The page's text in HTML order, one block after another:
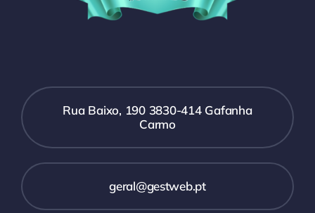
Rua Baixo, 190 3830-414 Gafanha
Carmo
geral@gestweb.pt